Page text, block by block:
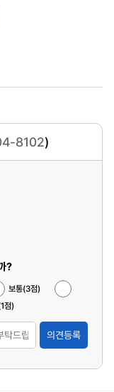
8102)
?
보통(3점)
점)
의견등록